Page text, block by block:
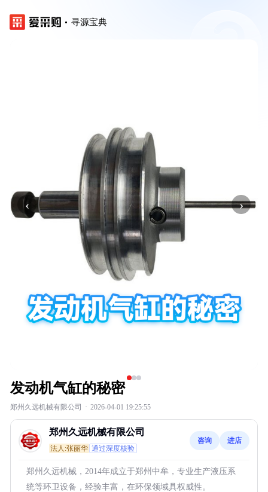
寻源宝典
‹ ›
发动机气缸的秘密
郑州久远机械有限公司 · 2026-04-01 19:25:55
郑州久远机械有限公司
法人:张丽华 通过深度核验
咨询 进店
郑州久远机械，2014年成立于郑州中牟，专业生产液压系
统等环卫设备，经验丰富，在环保领域具权威性。